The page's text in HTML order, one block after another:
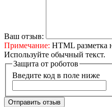
Ваш отзыв:
Примечание: HTML разметка
Используйте обычный текст.
Защита от роботов
Введите код в поле ниже
Отправить отзыв